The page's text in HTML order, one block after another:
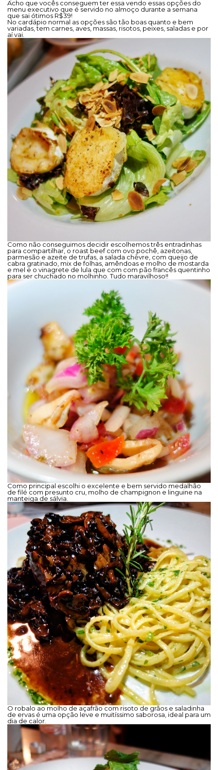
Acho que vocês conseguem ter essa vendo essas opções do
menu executivo que é servido no almoço durante a semana
que sai ótimos R$39!
No cardápio normal as opções são tão boas quanto e bem
variadas, tem carnes, aves, massas, risotos, peixes, saladas e por
aí vai.
Como não conseguimos decidir escolhemos três entradinhas
para compartilhar, o roast beef com ovo pochê, azeitonas,
parmesão e azeite de trufas, a salada chèvre, com queijo de
cabra gratinado, mix de folhas, amêndoas e molho de mostarda
e mel e o vinagrete de lula que com com pão francês quentinho
para ser chuchado no molhinho. Tudo maravilhoso!!
Como principal escolhi o excelente e bem servido medalhão
de filé com presunto cru, molho de champignon e linguine na
manteiga de sálvia.
O robalo ao molho de açafrão com risoto de grãos e saladinha
de ervas é uma opção leve e muitíssimo saborosa, ideal para um
dia de calor.